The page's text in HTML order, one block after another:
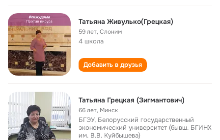
Татьяна Живулько(Грецкая)
59 лет,Слоним
4 школа
Добавить в друзья
Татьяна Грецкая (Зигмантович)
66 лет, Минск
БГЭУ, Белорусский государственный
экономический университет (бывш. БГИНХ
им. В.В. Куйбышева)